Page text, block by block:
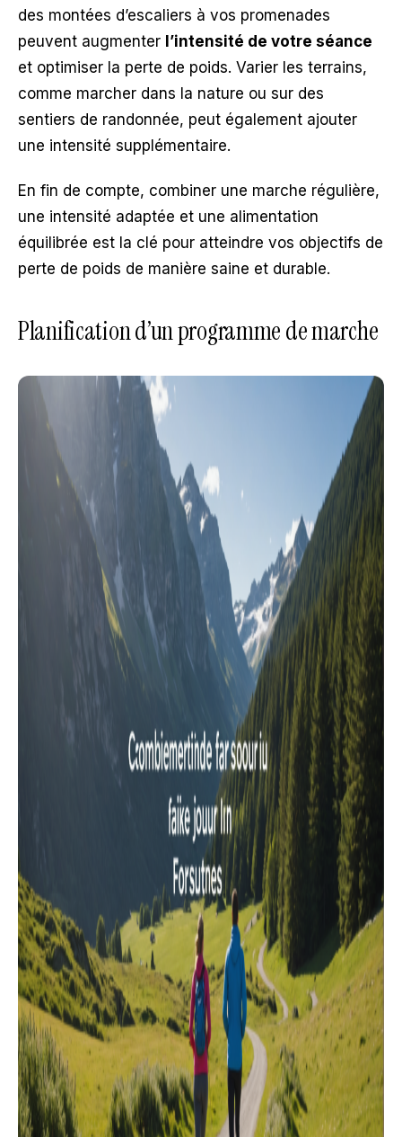
des montées d’escaliers à vos promenades
peuvent augmenter l’intensité de votre séance
et optimiser la perte de poids. Varier les terrains,
comme marcher dans la nature ou sur des
sentiers de randonnée, peut également ajouter
une intensité supplémentaire.
En fin de compte, combiner une marche régulière,
une intensité adaptée et une alimentation
équilibrée est la clé pour atteindre vos objectifs de
perte de poids de manière saine et durable.
Planification d’un programme de marche